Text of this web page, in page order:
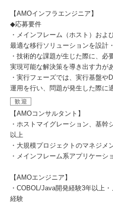
【AMOインフラエンジニア】
◆応募要件
・メインフレーム（ホスト）およ
最適な移行ソリューションを設計
・技術的な課題が生じた際に、必
実現可能な解決策を導き出す力が
・実行フェーズでは、実行基盤や
運用を行い、問題が発生した際に
歓迎
【AMOコンサルタント】
・ホストマイグレーション、基
以上
・大規模プロジェクトのマネジメ
・メインフレーム系アプリケー
【AMOエンジニア】
・COBOL/Java開発経験3年以上
経験